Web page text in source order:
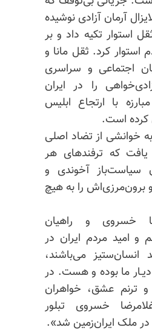
آرمان آزادی نوشیده
استوار تکیه داد و بر
کرد. ثقل مانا و
اجتماعی و سراسری
را در ایران
با ارتجاع ابلیس
کرده است.
خوانشی از تضاد اصلی
که ترفندهای هر
سیاست‌باز آخوندی و
برون‌مرزی‌اش را به هیچ
خسروی و راهیان
امید مردم ایران در
انسان‌ستیز می‌باشند،
ما بوده و هست. در
ترنم عشق، خواهران
خسروی تبلور
ملک ایران‌زمین شد».